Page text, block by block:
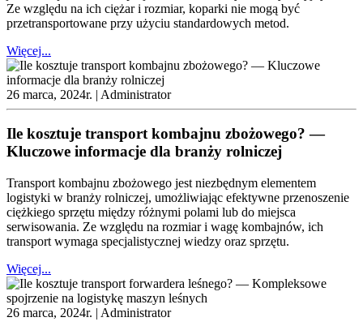
Ze względu na ich ciężar i rozmiar, koparki nie mogą być
przetransportowane przy użyciu standardowych metod.
Więcej...
26 marca, 2024r. | Administrator
Ile kosztuje transport kombajnu zbożowego? —
Kluczowe informacje dla branży rolniczej
Transport kombajnu zbożowego jest niezbędnym elementem
logistyki w branży rolniczej, umożliwiając efektywne przenoszenie
ciężkiego sprzętu między różnymi polami lub do miejsca
serwisowania. Ze względu na rozmiar i wagę kombajnów, ich
transport wymaga specjalistycznej wiedzy oraz sprzętu.
Więcej...
26 marca, 2024r. | Administrator